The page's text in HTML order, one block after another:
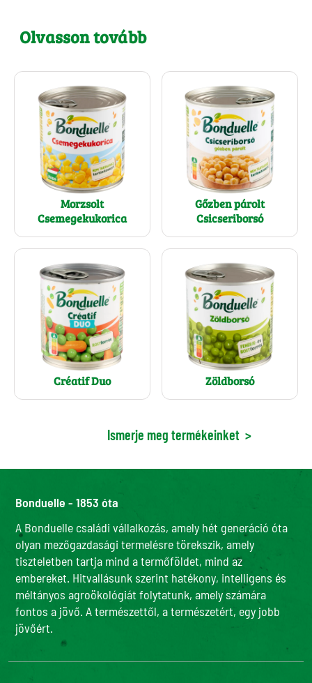
Olvasson tovább
Morzsolt
Csemegekukorica
Gőzben párolt
Csicseriborsó
Créatif Duo Zöldborsó
Ismerje meg termékeinket >
Bonduelle - 1853 óta
A Bonduelle családi vállalkozás, amely hét generáció óta
olyan mezőgazdasági termelésre törekszik, amely
tiszteletben tartja mind a termőföldet, mind az
embereket. Hitvallásunk szerint hatékony, intelligens és
méltányos agroökológiát folytatunk, amely számára
fontos a jövő. A természettől, a természetért, egy jobb
jövőért.